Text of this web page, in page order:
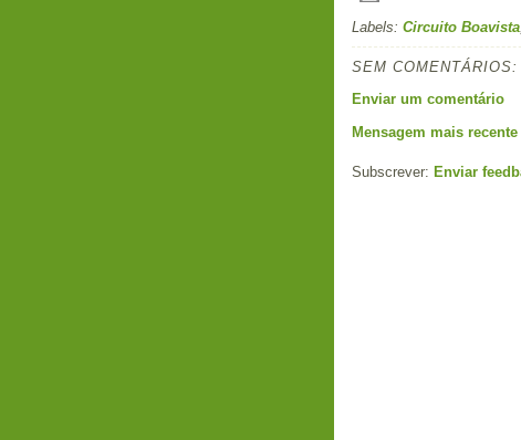
Labels: Circuito Boavista
SEM COMENTÁRIOS:
Enviar um comentário
Mensagem mais recente
Subscrever: Enviar